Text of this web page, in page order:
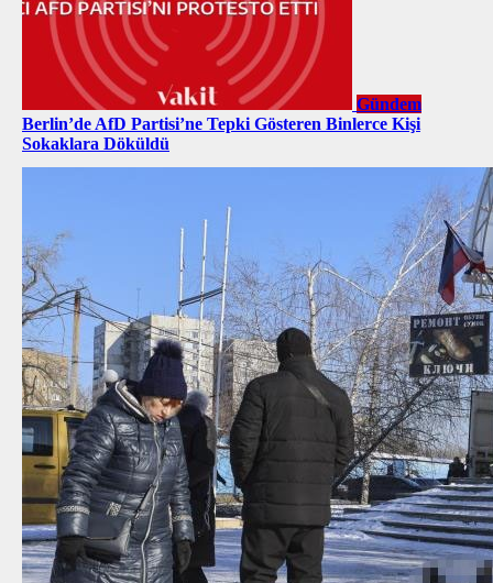
Gündem
Berlin’de AfD Partisi’ne Tepki Gösteren Binlerce Kişi
Sokaklara Döküldü